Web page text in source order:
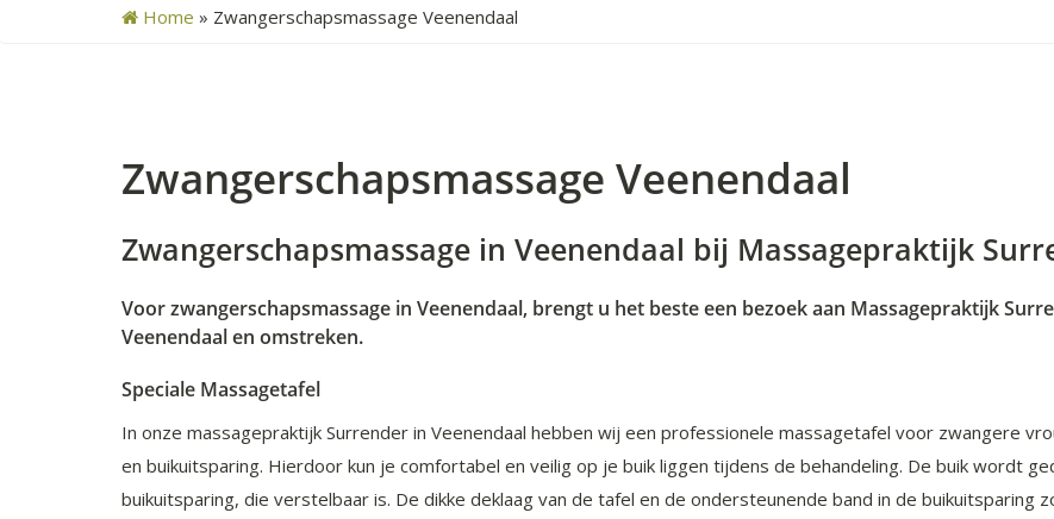
Home » Zwangerschapsmassage Veenendaal
Zwangerschapsmassage Veenendaal
Zwangerschapsmassage in Veenendaal bij Massagepraktijk
Voor zwangerschapsmassage in Veenendaal, brengt u het beste een bezoek aan Massagepraktijk
Veenendaal en omstreken.
Speciale Massagetafel
In onze massagepraktijk Surrender in Veenendaal hebben wij een professionele massagetafel voor zwangere
en buikuitsparing. Hierdoor kun je comfortabel en veilig op je buik liggen tijdens de behandeling. De buik wordt
buikuitsparing, die verstelbaar is. De dikke deklaag van de tafel en de ondersteunende band in de buikuitsparing